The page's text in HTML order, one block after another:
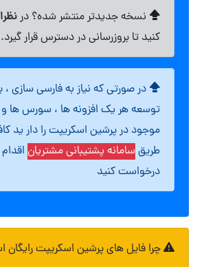
نسخه جدیدتر منتشر شده؟ در
کنید تا بروزرسانی در دسترس قرار گیرد.
در صورتی که نیاز به فارسی سازی
توسعه هر یک افزونه ها ، سورس ها
موجود در پرشین اسکریپت را دار ید
طریقسامانه پشتیبانی مشتریان
درخواست کنید
چرا فایل های پرشین اسکریپت